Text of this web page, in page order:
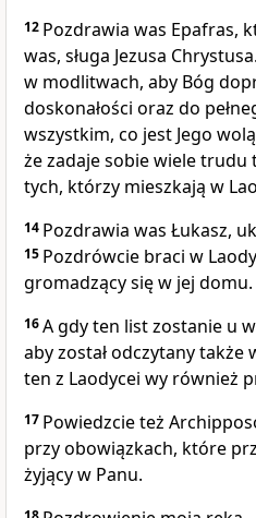
12 Pozdrawia was Epafras,
was, sługa Jezusa
w modlitwach, aby Bóg
doskonałości oraz do
wszystkim, co jest Jego
że zadaje sobie wiele trudu
tych, którzy mieszkają w
14 Pozdrawia was Łukasz,
15 Pozdrówcie braci w
gromadzący się w jej domu.
16A gdy ten list zostanie u
aby został odczytany także
ten z Laodycei wy również
17 Powiedzcie też
przy obowiązkach, które
żyjący w Panu.